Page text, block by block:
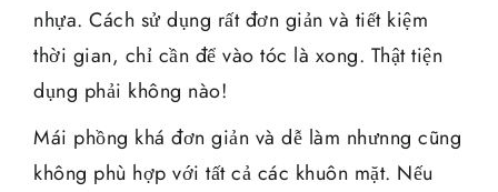
nhựa. Cách sử dụng rất đơn giản và tiết kiệm
thời gian, chỉ cần để vào tóc là xong. Thật tiện
dụng phải không nào!
Mái phồng khá đơn giản và dễ làm nhưnng cũng
không phù hợp với tất cả các khuôn mặt. Nếu